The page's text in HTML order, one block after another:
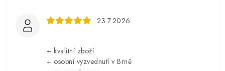
23.7.2026
+ kvalitní zboží
+ osobní vyzvednutí v Brně